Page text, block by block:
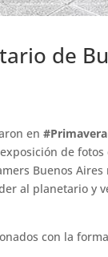
de
en
de
Buenos Aires
al planetario y
con la